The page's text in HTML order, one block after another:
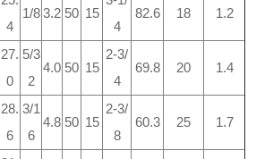
4
1/8 3.2 50 15
4
82.6 18 1.2
27.
0
5/3
2
4.0 50 15
2-3/
4
69.8 20 1.4
28.
6
3/1
6
4.8 50 15
2-3/
8
60.3 25 1.7